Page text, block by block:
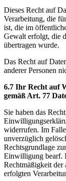
Dieses Recht auf
Verarbeitung, die
ist, die im
Gewalt erfolgt, die
übertragen wurde.
Das Recht auf
anderer Personen
6.7 Ihr Recht auf
gemäß Art. 77
Sie haben das
widerrufen. Im
unverzüglich
Rechtsgrundlage
Einwilligung bearf.
Rechtmäßigkeit
erfolgten